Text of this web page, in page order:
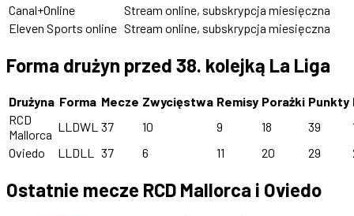
Canal+Online
Stream online, subskrypcja miesięczna
Eleven Sports online Stream online, subskrypcja miesięczna
Forma drużyn przed 38. kolejką La Liga
Drużyna Forma Mecze Zwycięstwa Remisy Porażki Punkty
RCD
Mallorca
LLDWL 37 10 9 18 39
Oviedo
LLDLL 37 6 11 20 29
Ostatnie mecze RCD Mallorca i Oviedo